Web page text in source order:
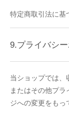
特定商取引法に基
9.プライバシ
当ショップでは、
またはその他プ
ジへの変更をもっ